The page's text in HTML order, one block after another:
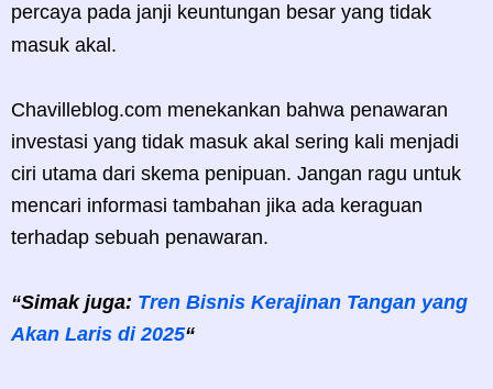
percaya pada janji keuntungan besar yang tidak
masuk akal.
Chavilleblog.com menekankan bahwa penawaran
investasi yang tidak masuk akal sering kali menjadi
ciri utama dari skema penipuan. Jangan ragu untuk
mencari informasi tambahan jika ada keraguan
terhadap sebuah penawaran.
“Simak juga: Tren Bisnis Kerajinan Tangan yang
Akan Laris di 2025“